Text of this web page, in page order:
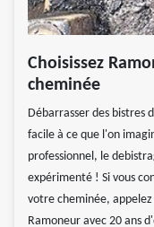
Choisissez
cheminée
Débarrasser des bistres
facile à ce que l'on
professionnel, le
expérimenté ! Si vous
votre cheminée,
Ramoneur avec 20 ans